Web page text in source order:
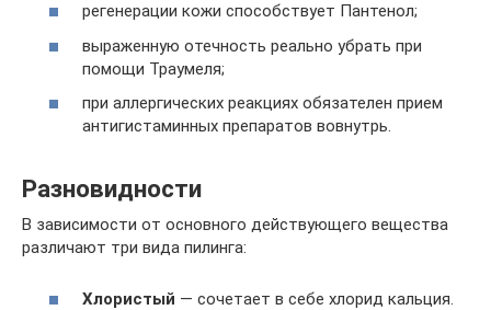
регенерации кожи способствует Пантенол;
выраженную отечность реально убрать при
помощи Траумеля;
при аллергических реакциях обязателен прием
антигистаминных препаратов вовнутрь.
Разновидности
В зависимости от основного действующего вещества
различают три вида пилинга:
Хлористый — сочетает в себе хлорид кальция.